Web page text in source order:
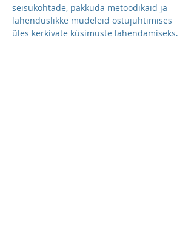
seisukohtade, pakkuda metoodikaid ja
lahenduslikke mudeleid ostujuhtimises
üles kerkivate küsimuste lahendamiseks,